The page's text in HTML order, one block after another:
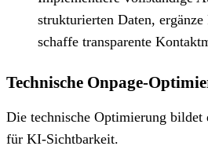
strukturierten Daten,
schaffe transparente
Technische Onpage-
Die technische Optimierung bildet
für KI-Sichtbarkeit.